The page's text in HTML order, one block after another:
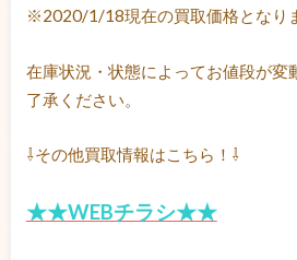
※2020/1/18現在の買取価格となり
在庫状況・状態によってお値段が変
了承ください。
⇩その他買取情報はこちら！⇩
★★WEBチラシ★★